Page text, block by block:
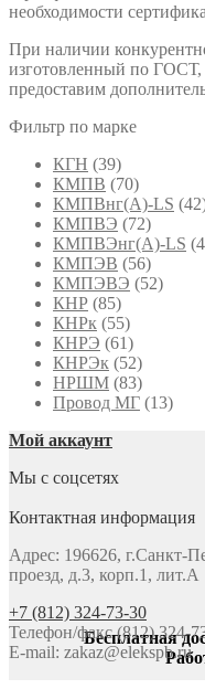
необходимости
При наличии
изготовленный по ГОСТ,
предоставим
Фильтр по марке
КГН (39)
КМПВ (70)
КМПВнг(А)-LS
КМПВЭ (72)
КМПВЭнг(А)-LS
КМПЭВ (56)
КМПЭВЭ (52)
КНР (85)
КНРк (55)
КНРЭ (61)
КНРЭк (52)
НРШМ (83)
Провод МГ (13)
Мой аккаунт
Мы с соцсетях
Контактная информация
Адрес: 196626, г.Санкт-
проезд, д.3, корп.1, лит.А
+7 (812) 324-73-30
Телефон/факс (812) 324-
E-mail: zakaz@elekspb.ru
Бесплатная